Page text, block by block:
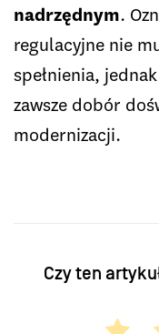
nadrzędnym.
regulacyjne nie
spełnienia,
zawsze dobór
modernizacji.
Czy ten